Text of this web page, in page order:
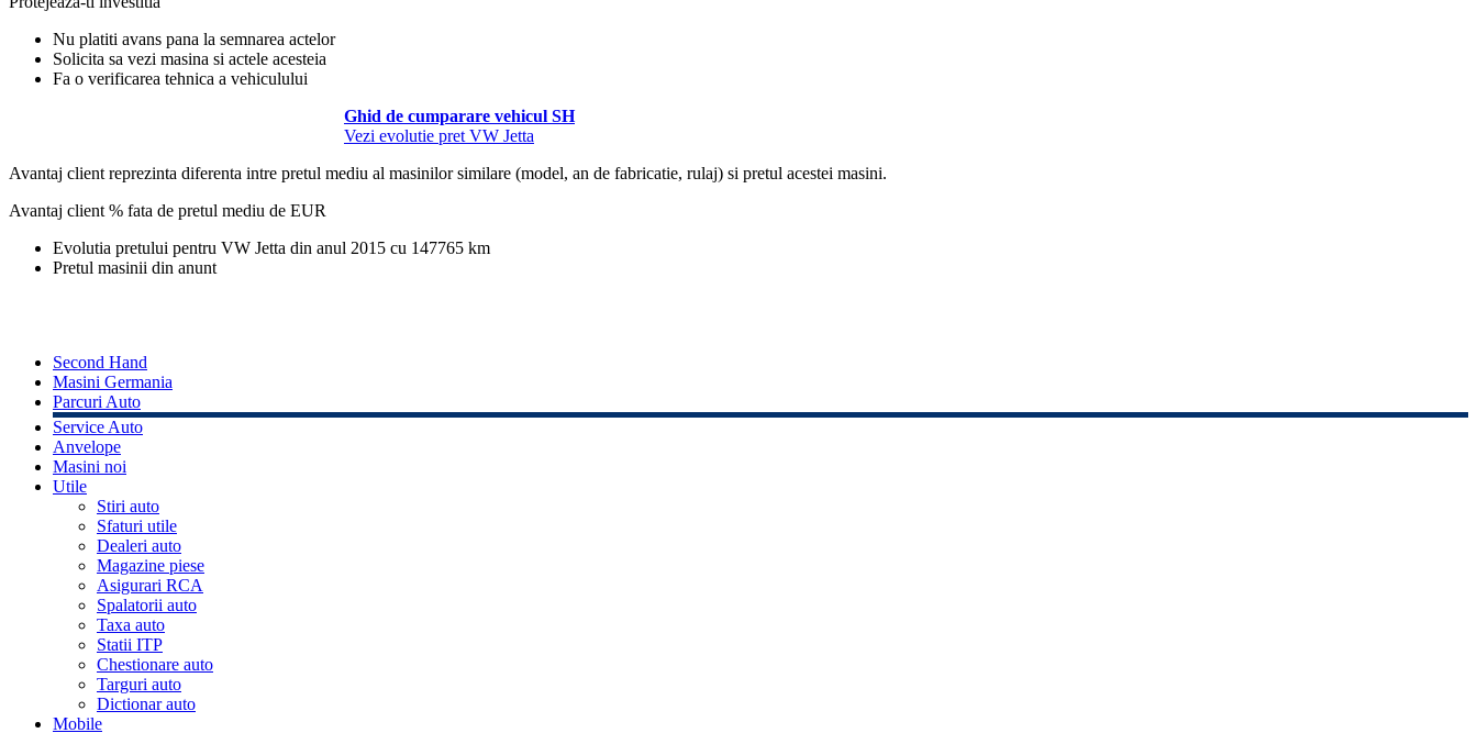
Nu platiti avans pana la semnarea actelor
Solicita sa vezi masina si actele acesteia
Fa o verificarea tehnica a vehiculului
Ghid de cumparare vehicul SH
Vezi evolutie pret VW Jetta
Avantaj client reprezinta diferenta intre pretul mediu al masinilor similare (model, an de fabricatie, rulaj) si pretul acestei masini.
Avantaj client % fata de pretul mediu de EUR
Evolutia pretului pentru VW Jetta din anul 2015 cu 147765 km
Pretul masinii din anunt
Second Hand
Masini Germania
Parcuri Auto
Service Auto
Anvelope
Masini noi
Utile
Stiri auto
Sfaturi utile
Dealeri auto
Magazine piese
Asigurari RCA
Spalatorii auto
Taxa auto
Statii ITP
Chestionare auto
Targuri auto
Dictionar auto
Mobile